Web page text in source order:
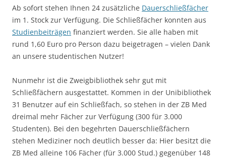
Ab sofort stehen Ihnen 24 zusätzliche Dauerschließfächer
im 1. Stock zur Verfügung. Die Schließfächer konnten aus
Studienbeiträgen finanziert werden. Sie alle haben mit
rund 1,60 Euro pro Person dazu beigetragen – vielen Dank
an unsere studentischen Nutzer!
Nunmehr ist die Zweigbibliothek sehr gut mit
Schließfächern ausgestattet. Kommen in der Unibibliothek
31 Benutzer auf ein Schließfach, so stehen in der ZB Med
dreimal mehr Fächer zur Verfügung (300 für 3.000
Studenten). Bei den begehrten Dauerschließfächern
stehen Mediziner noch deutlich besser da: Hier besitzt die
ZB Med alleine 106 Fächer (für 3.000 Stud.) gegenüber 148